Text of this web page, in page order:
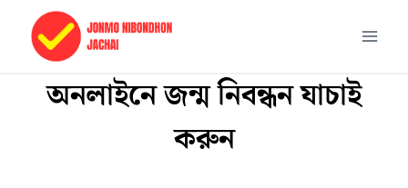
content
অনলাইনে জন্ম নিবন্ধন যাচাই
করুন